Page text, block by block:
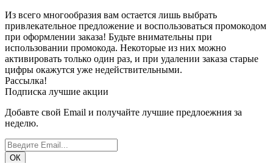
Из всего многообразия вам остается лишь выбрать
привлекательное предложение и воспользоваться промокодом
при оформлении заказа! Будьте внимательны при
использовании промокода. Некоторые из них можно
активировать только один раз, и при удалении заказа старые
цифры окажутся уже недействительными.
Рассылка!
Подписка лучшие акции
Добавте свой Email и получайте лучшие предлоежния за
неделю.